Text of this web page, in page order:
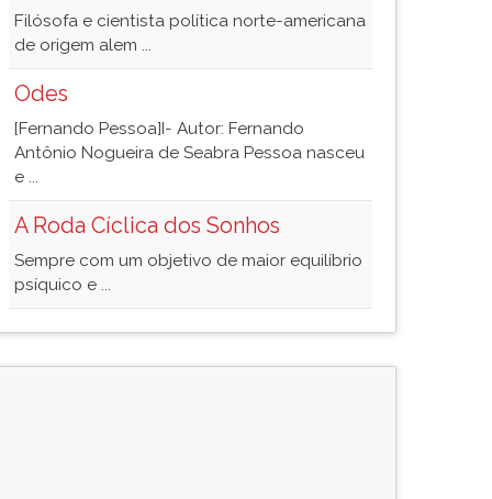
Filósofa e cientista política norte-americana
de origem alem ...
Odes
[Fernando Pessoa]I- Autor: Fernando
Antônio Nogueira de Seabra Pessoa nasceu
e ...
A Roda Cíclica dos Sonhos
Sempre com um objetivo de maior equilíbrio
psíquico e ...